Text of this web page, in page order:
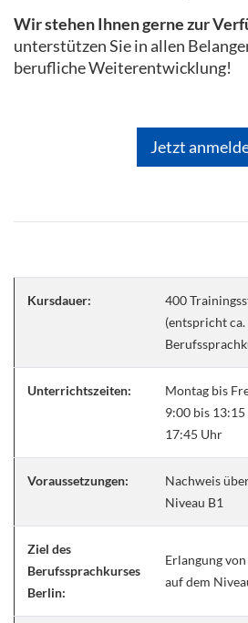
Wir stehen Ihnen gerne zur
unterstützen Sie in allen
berufliche Weiterentwicklung!
Jetzt
Kursdauer:
400
(entspricht
Unterrichtszeiten:
Montag bis
9:00 bis
17:45 Uhr
Voraussetzungen:
Nachweis
Niveau B1
Ziel des
Berufssprachkurses
Berlin:
Erlangung
auf dem